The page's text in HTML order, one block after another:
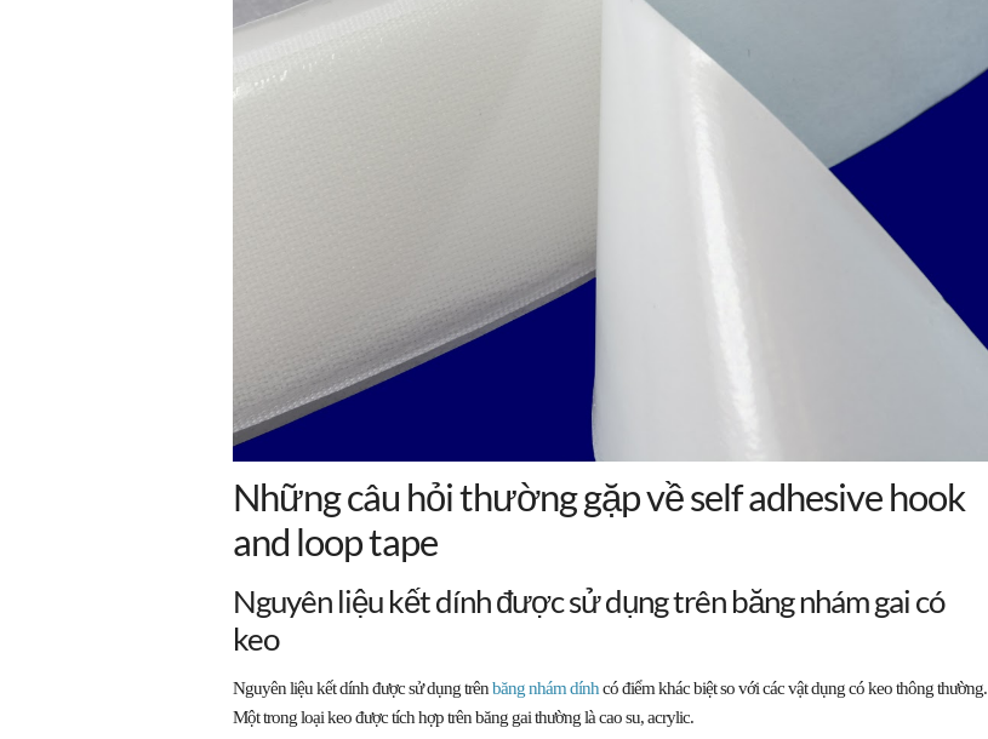
Những câu hỏi thường gặp về self adhesive hook
and loop tape
Nguyên liệu kết dính được sử dụng trên băng nhám gai có
keo
Nguyên liệu kết dính được sử dụng trênbăng nhám dínhcó điểm khác biệt so với các vật dụng có keo thông thường.
Một trong loại keo được tích hợp trên băng gai thường là cao su, acrylic.